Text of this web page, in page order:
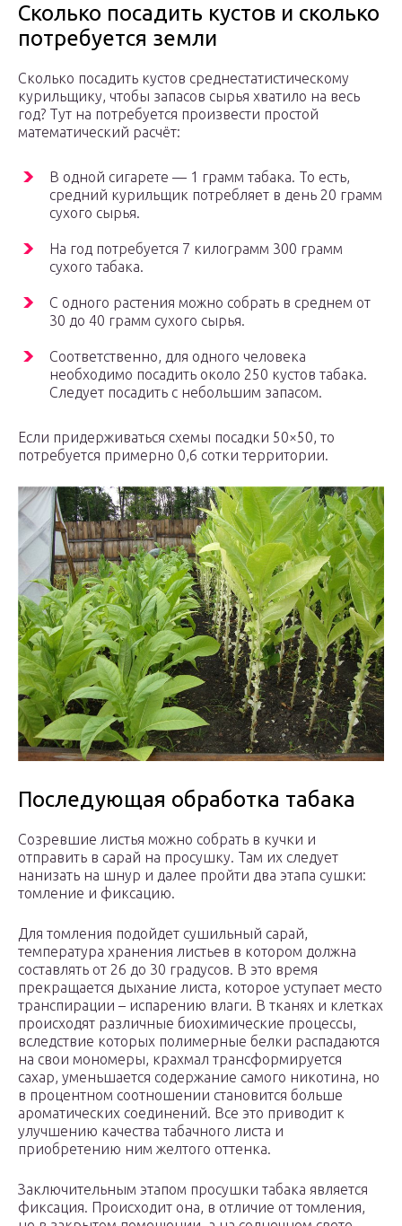
Сколько посадить кустов и сколько
потребуется земли
Сколько посадить кустов среднестатистическому
курильщику, чтобы запасов сырья хватило на весь
год? Тут на потребуется произвести простой
математический расчёт:
В одной сигарете — 1 грамм табака. То есть,
средний курильщик потребляет в день 20 грамм
сухого сырья.
На год потребуется 7 килограмм 300 грамм
сухого табака.
С одного растения можно собрать в среднем от
30 до 40 грамм сухого сырья.
Соответственно, для одного человека
необходимо посадить около 250 кустов табака.
Следует посадить с небольшим запасом.
Если придерживаться схемы посадки 50×50, то
потребуется примерно 0,6 сотки территории.
Последующая обработка табака
Созревшие листья можно собрать в кучки и
отправить в сарай на просушку. Там их следует
нанизать на шнур и далее пройти два этапа сушки:
томление и фиксацию.
Для томления подойдет сушильный сарай,
температура хранения листьев в котором должна
составлять от 26 до 30 градусов. В это время
прекращается дыхание листа, которое уступает место
транспирации – испарению влаги. В тканях и клетках
происходят различные биохимические процессы,
вследствие которых полимерные белки распадаются
на свои мономеры, крахмал трансформируется
сахар, уменьшается содержание самого никотина, но
в процентном соотношении становится больше
ароматических соединений. Все это приводит к
улучшению качества табачного листа и
приобретению ним желтого оттенка.
Заключительным этапом просушки табака является
фиксация. Происходит она, в отличие от томления,